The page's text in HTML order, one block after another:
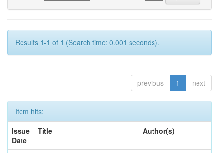
Results 1-1 of 1 (Search time: 0.001 seconds).
previous 1 next
Item hits:
Issue
Date
Title Author(s)